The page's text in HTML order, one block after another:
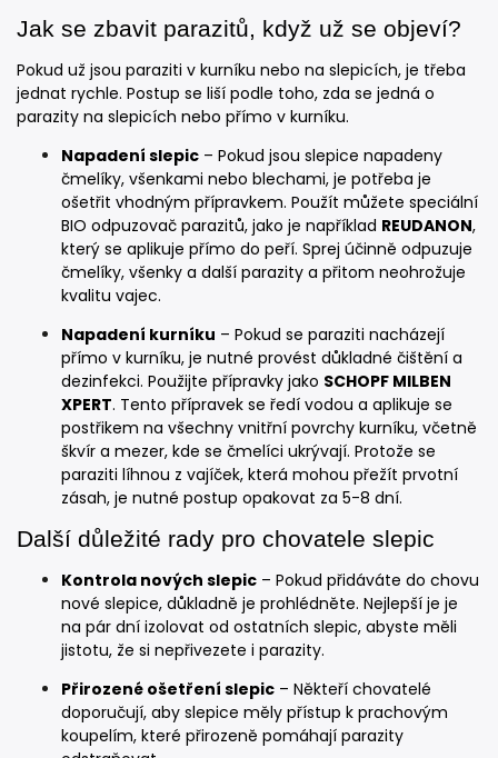
Jak se zbavit parazitů, když už se objeví?
Pokud už jsou paraziti v kurníku nebo na slepicích, je třeba
jednat rychle. Postup se liší podle toho, zda se jedná o
parazity na slepicích nebo přímo v kurníku.
Napadení slepic – Pokud jsou slepice napadeny
čmelíky, všenkami nebo blechami, je potřeba je
ošetřit vhodným přípravkem. Použít můžete speciální
BIO odpuzovač parazitů, jako je například REUDANON,
který se aplikuje přímo do peří. Sprej účinně odpuzuje
čmelíky, všenky a další parazity a přitom neohrožuje
kvalitu vajec.
Napadení kurníku – Pokud se paraziti nacházejí
přímo v kurníku, je nutné provést důkladné čištění a
dezinfekci. Použijte přípravky jako SCHOPF MILBEN
XPERT. Tento přípravek se ředí vodou a aplikuje se
postřikem na všechny vnitřní povrchy kurníku, včetně
škvír a mezer, kde se čmelíci ukrývají. Protože se
paraziti líhnou z vajíček, která mohou přežít prvotní
zásah, je nutné postup opakovat za 5-8 dní.
Další důležité rady pro chovatele slepic
Kontrola nových slepic – Pokud přidáváte do chovu
nové slepice, důkladně je prohlédněte. Nejlepší je je
na pár dní izolovat od ostatních slepic, abyste měli
jistotu, že si nepřivezete i parazity.
Přirozené ošetření slepic – Někteří chovatelé
doporučují, aby slepice měly přístup k prachovým
koupelím, které přirozeně pomáhají parazity